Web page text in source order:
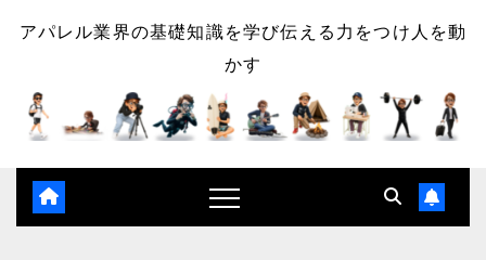
アパレル業界の基礎知識を学び伝える力をつけ人を動
かす